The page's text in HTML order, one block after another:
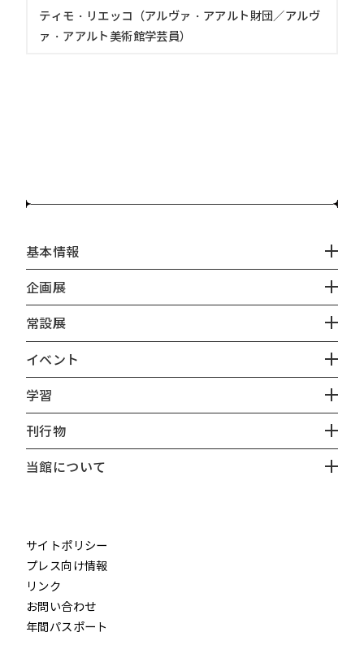
ティモ・リエッコ（アルヴァ・アアルト財団／アルヴ
ァ・アアルト美術館学芸員）
基本情報
企画展
常設展
イベント
学習
刊行物
当館について
サイトポリシー
プレス向け情報
リンク
お問い合わせ
年間パスポート